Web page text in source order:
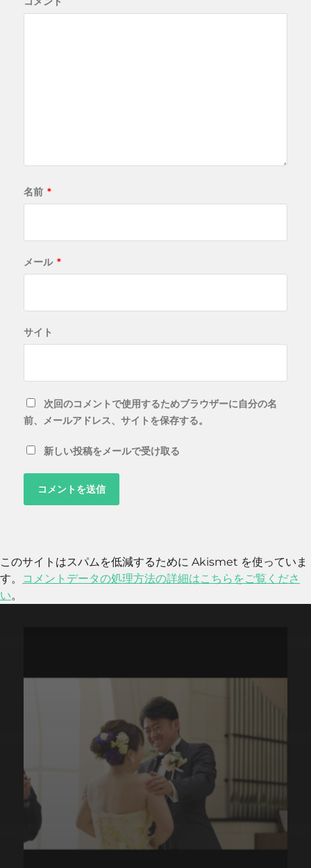
名前 *
メール *
サイト
次回のコメントで使用するためブラウザーに自分の名
前、メールアドレス、サイトを保存する。
新しい投稿をメールで受け取る
このサイトはスパムを低減するために Akismet を使っていま
す。
コメントデータの処理方法の詳細はこちらをご覧くださ
い。